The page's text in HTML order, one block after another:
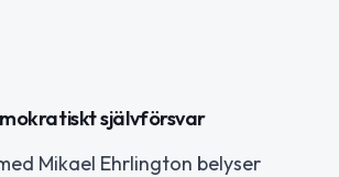
självförsvar
Mikael Ehrlington belyser